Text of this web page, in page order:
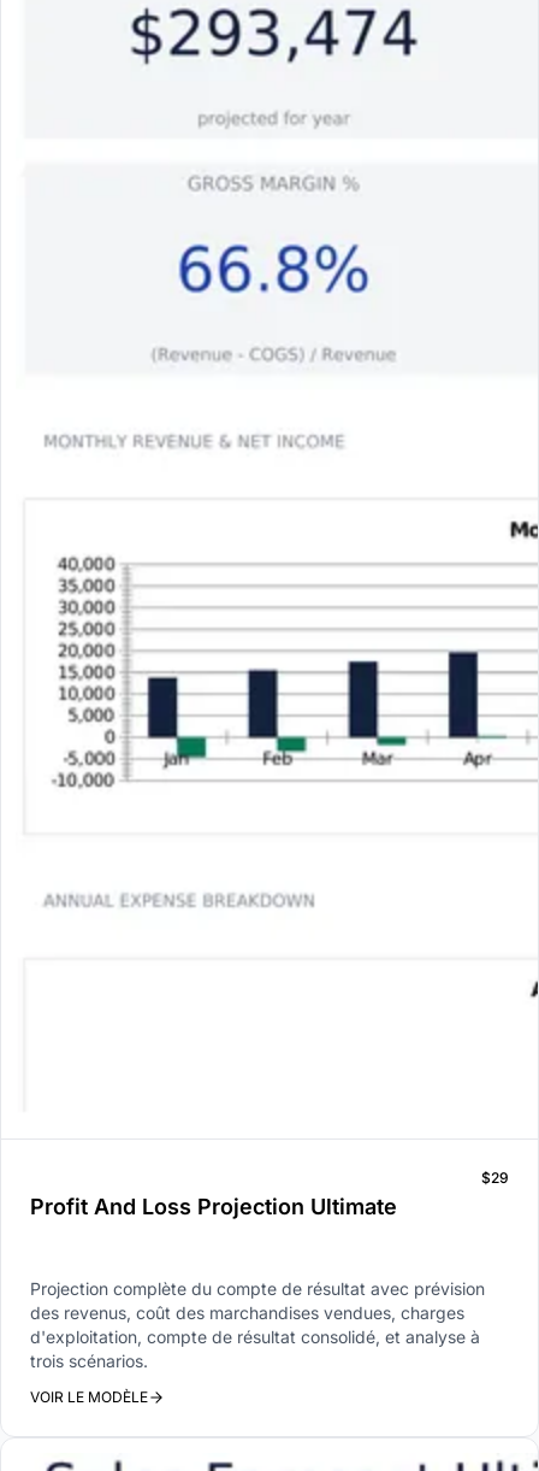
Profit And Loss Projection Ultimate
$29
Projection complète du compte de résultat avec prévision
des revenus, coût des marchandises vendues, charges
d'exploitation, compte de résultat consolidé, et analyse à
trois scénarios.
VOIR LE MODÈLE